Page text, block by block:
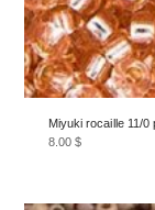
Miyuki rocaille 11/0
8.00$